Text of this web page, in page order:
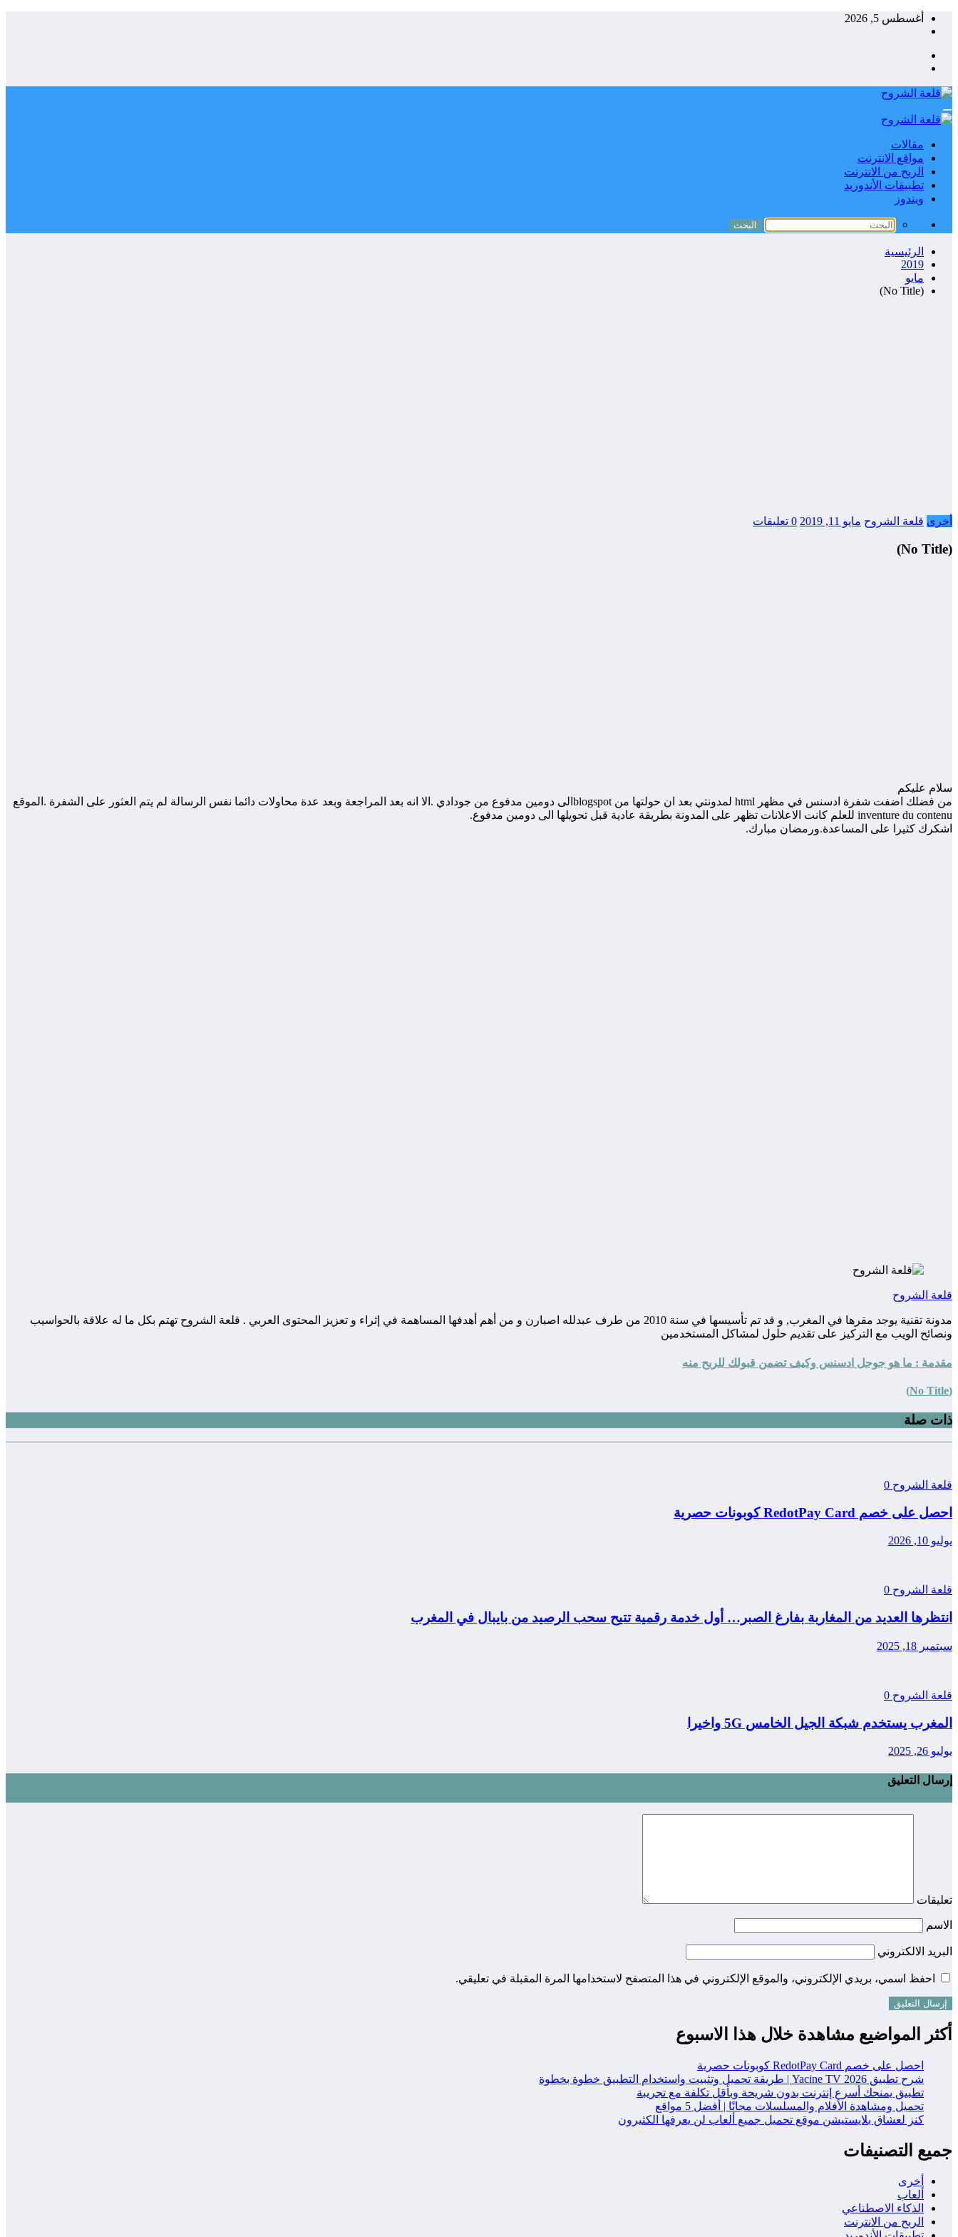
التجاوزأغسطس 5, 2026
مقالات
مواقع الانترنت
الربح من الانترنت
تطبيقات الأندوريد
ويندوز
الرئيسية
2019
مايو
(No Title)
أخرى قلعة الشروح مايو 11, 2019 0 تعليقات
(No Title)
سلام عليكم
من فضلك اضفت شفرة ادسنس في مظهر html لمدونتي بعد ان حولتها من blogspotالى دومين مدفوع من جودادي .الا انه بعد المراجعة وبعد عدة محاولات دائما نفس الرسالة لم يتم العثور على الشفرة .الموقع
inventure du contenu للعلم كانت الاعلانات تظهر على المدونة بطريقة عادية قبل تحويلها الى دومين مدفوع.
اشكرك كثيرا على المساعدة.ورمضان مبارك.
قلعة الشروح
مدونة تقنية يوجد مقرها في المغرب, و قد تم تأسيسها في سنة 2010 من طرف عبدلله اصبارن و من أهم أهدفها المساهمة في إثراء و تعزيز المحتوى العربي . قلعة الشروح تهتم بكل ما له علاقة بالحواسيب
ونصائح الويب مع التركيز على تقديم حلول لمشاكل المستخدمين
مقدمة : ما هو جوجل ادسنس وكيف تضمن قبولك للربح منه
(No Title)
ذات صلة
قلعة الشروح 0
احصل على خصم RedotPay Card كوبونات حصرية
يوليو 10, 2026
قلعة الشروح 0
انتظرها العديد من المغاربة بفارغ الصبر… أول خدمة رقمية تتيح سحب الرصيد من بايبال في المغرب
سبتمبر 18, 2025
قلعة الشروح 0
المغرب يستخدم شبكة الجيل الخامس 5G واخيرا
يوليو 26, 2025
إرسال التعليق
تعليقات
الاسم
البريد الالكتروني
احفظ اسمي، بريدي الإلكتروني، والموقع الإلكتروني في هذا المتصفح لاستخدامها المرة المقبلة في تعليقي.
أكثر المواضيع مشاهدة خلال هذا الاسبوع
احصل على خصم RedotPay Card كوبونات حصرية
شرح تطبيق Yacine TV 2026 | طريقة تحميل وتثبيت واستخدام التطبيق خطوة بخطوة
تطبيق يمنحك أسرع إنترنت بدون شريحة وبأقل تكلفة مع تجريبة
تحميل ومشاهدة الأفلام والمسلسلات مجانًا | أفضل 5 مواقع
كنز لعشاق بلايستيشن موقع تحميل جميع ألعاب لن يعرفها الكثيرون
جميع التصنيفات
أخرى
ألعاب
الذكاء الاصطناعي
الربح من الانترنت